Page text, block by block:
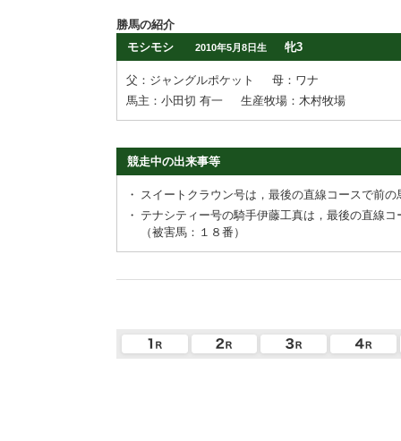
勝馬の紹介
モシモシ
2010年5月8日生 牝3
父：ジャングルポケット
母：ワナ
馬主：小田切 有一
生産牧場：木村牧場
競走中の出来事等
・
スイートクラウン号は，最後の直線コースで前
・ テナシティー号の騎手伊藤工真は，最後の直線
（被害馬：１８番）